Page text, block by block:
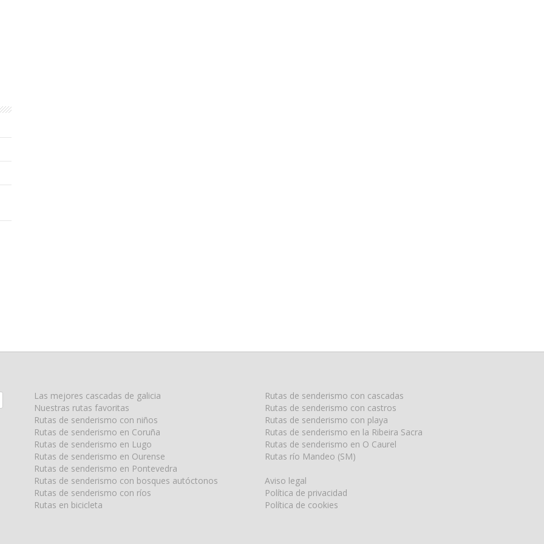
Las mejores cascadas de galicia
Nuestras rutas favoritas
Rutas de senderismo con niños
Rutas de senderismo en Coruña
Rutas de senderismo en Lugo
Rutas de senderismo en Ourense
Rutas de senderismo en Pontevedra
Rutas de senderismo con bosques autóctonos
Rutas de senderismo con ríos
Rutas en bicicleta
Rutas de senderismo con cascadas
Rutas de senderismo con castros
Rutas de senderismo con playa
Rutas de senderismo en la Ribeira Sacra
Rutas de senderismo en O Caurel
Rutas río Mandeo (SM)
Aviso legal
Política de privacidad
Política de cookies